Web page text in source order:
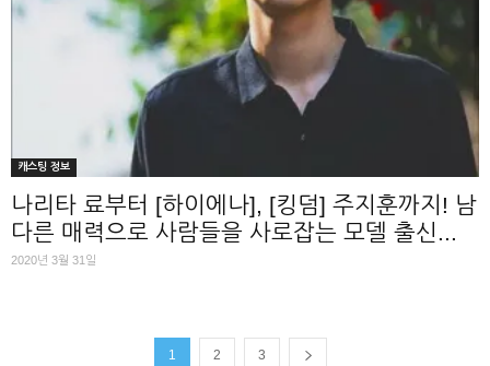
캐스팅 정보
나리타 료부터 [하이에나], [킹덤] 주지훈까지! 남
다른 매력으로 사람들을 사로잡는 모델 출신...
2020년 3월 31일
1 2 3